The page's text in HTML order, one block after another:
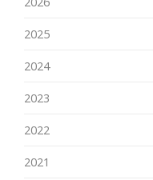
2025
2024
2023
2022
2021